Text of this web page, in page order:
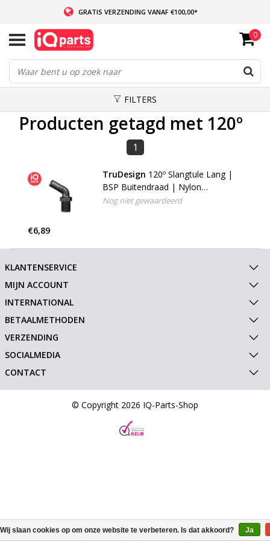
GRATIS VERZENDING VANAF €100,00*
INDIEN VOORRADIG: VOOR 14:00 BESTELD, ZELFDE DAG VERZONDEN
WERELDWIJDE LEVERING
0
FILTERS
Producten getagd met 120º
1
TruDesign 120º Slangtule Lang |
BSP Buitendraad | Nylon
(Glasvezel versterkt)
Nog niet gewaardeerd
€6,89
KLANTENSERVICE
MIJN ACCOUNT
INTERNATIONAL
BETAALMETHODEN
VERZENDING
SOCIALMEDIA
CONTACT
© Copyright 2026 IQ-Parts-Shop
Wij slaan cookies op om onze website te verbeteren. Is dat akkoord? Ja